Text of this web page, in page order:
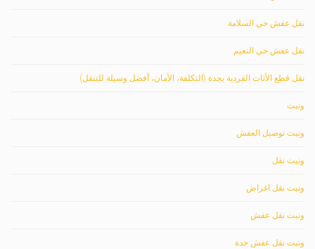
نقل عفش حي السلامة
نقل عفش حي النعيم
نقل قطع الأثاث الفردية بجدة (التكلفة، الأمان، أفضل وسيلة للتنقل)
ونيت
ونيت توصيل العفش
ونيت نقل
ونيت نقل اغراض
ونيت نقل عفش
ونيت نقل عفش جدة